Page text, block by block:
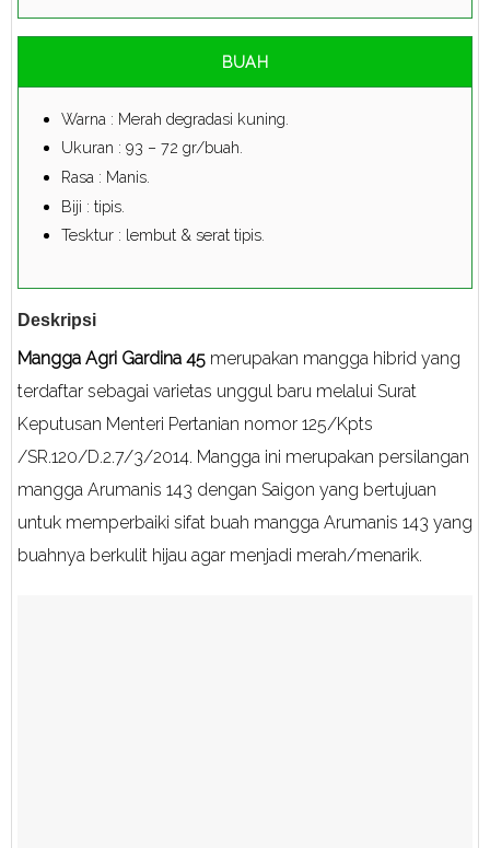
BUAH
Warna : Merah degradasi kuning.
Ukuran : 93 – 72 gr/buah.
Rasa : Manis.
Biji : tipis.
Tesktur : lembut & serat tipis.
Deskripsi
Mangga Agri Gardina 45 merupakan mangga hibrid yang
terdaftar sebagai varietas unggul baru melalui Surat
Keputusan Menteri Pertanian nomor 125/Kpts
/SR.120/D.2.7/3/2014. Mangga ini merupakan persilangan
mangga Arumanis 143 dengan Saigon yang bertujuan
untuk memperbaiki sifat buah mangga Arumanis 143 yang
buahnya berkulit hijau agar menjadi merah/menarik.